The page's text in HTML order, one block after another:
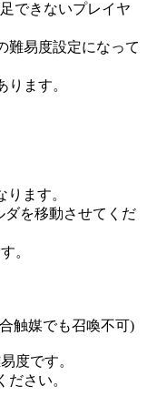
できないプレイヤ
難易度設定になって
ます。
ます。
ダを移動させてくだ
。
触媒でも召喚不可)
度です。
さい。